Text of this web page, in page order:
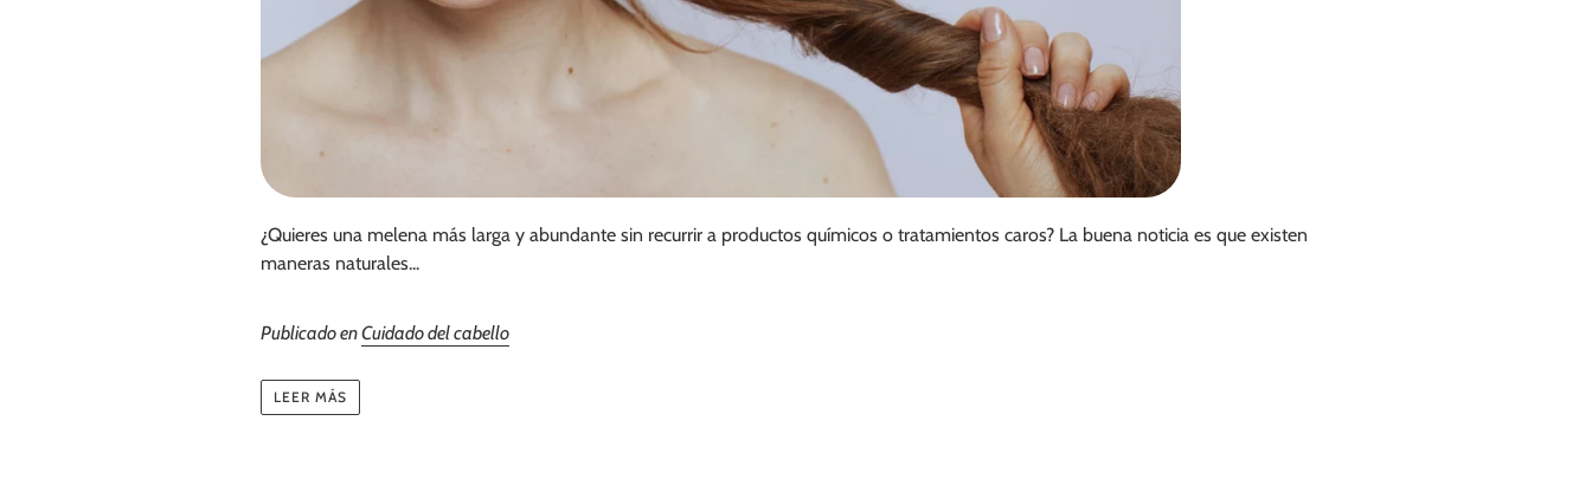
¿Quieres una melena más larga y abundante sin recurrir a productos químicos o tratamientos caros? La buena noticia es que existen
maneras naturales...
Publicado enCuidado del cabello
LEER MÁS